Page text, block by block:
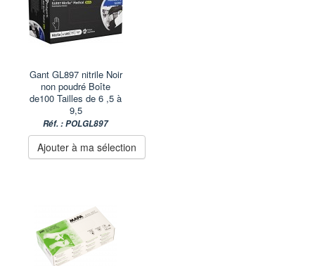
Gant GL897 nitrile Noir
non poudré Boîte
de100 Tailles de 6 ,5 à
9,5
Réf. : POLGL897
Ajouter à ma sélection